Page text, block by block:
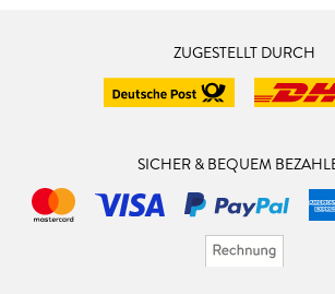
ZUGESTELLT DURCH
SICHER & BEQUEM